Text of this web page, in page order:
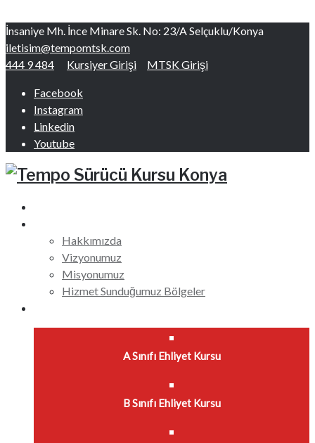
İnsaniye Mh. İnce Minare Sk. No: 23/A Selçuklu/Konya
iletisim@tempomtsk.com
444 9 484
Kursiyer Girişi MTSK Girişi
Facebook
Instagram
Linkedin
Youtube
Hakkımızda
Vizyonumuz
Misyonumuz
Hizmet Sunduğumuz Bölgeler
A Sınıfı Ehliyet Kursu
B Sınıfı Ehliyet Kursu